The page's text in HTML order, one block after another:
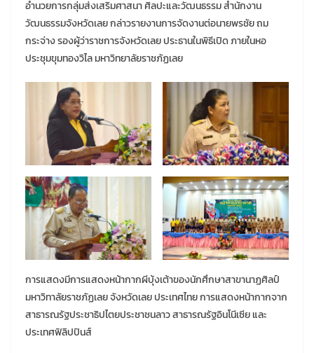
อำนวยการกลุ่มส่งเสริมศาสนา ศิลปะและวัฒนธรรม สำนักงาน
วัฒนธรรมจังหวัดเลย กล่าวรายงานการจัดงานต่อนายพรชัย ถม
กระจ่าง รองผู้ว่าราชการจังหวัดเลย ประธานในพิธีเปิด ภายในหอ
ประชุมขุมทองวิไล มหาวิทยาลัยราชภัฏเลย
การแสดงมีการแสดงหน้ากากผีบุ้งเต้าของนักศึกษาสาขานาฏศิลป์
มหาวิทาลัยราชภัฏเลย จังหวัดเลย ประเทศไทย การแสดงหน้ากากจาก
สาธารณรัฐประชาธิปไตยประชาชนลาว สาธารณรัฐอินโนีเซีย และ
ประเทศฟิลิปปินส์